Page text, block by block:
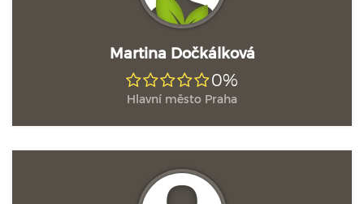
Martina Dočkálková
0%
Hlavní město Praha